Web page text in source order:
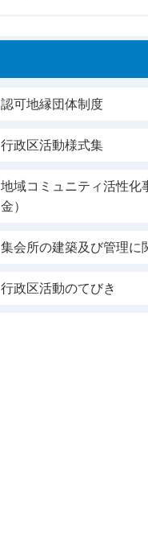
認可地縁団体制度
行政区活動様式集
地域コミュニティ活性化
金）
集会所の建築及び管理に
行政区活動のてびき